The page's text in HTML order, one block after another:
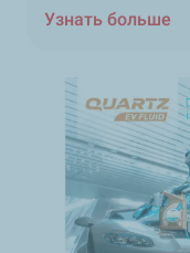
Узнать больше